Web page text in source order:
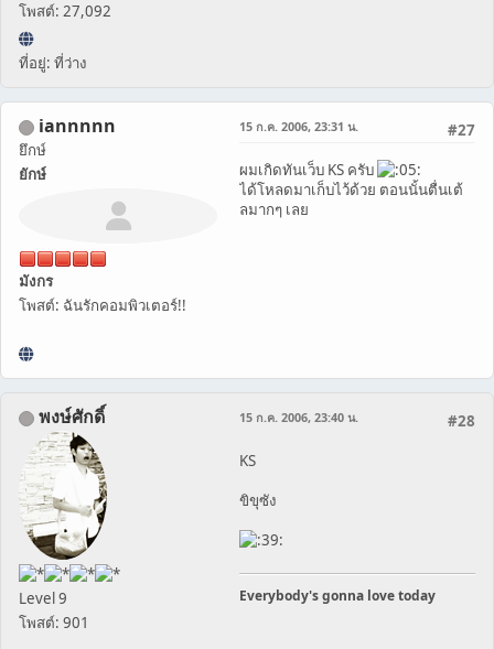
โพสต์: 27,092
ที่อยู่: ที่ว่าง
iannnnn
ยึกษ์
ยักษ์
มังกร
โพสต์: ฉันรักคอมพิวเตอร์!!
#27
15 ก.ค. 2006, 23:31 น.
ผมเกิดทันเว็บ KS ครับ
ได้โหลดมาเก็บไว้ด้วย ตอนนั้นตื่นเต้
ลมากๆ เลย
พงษ์ศักดิ์
Level 9
โพสต์: 901
#28
15 ก.ค. 2006, 23:40 น.
KS
ขิขุซัง
Everybody's gonna love today